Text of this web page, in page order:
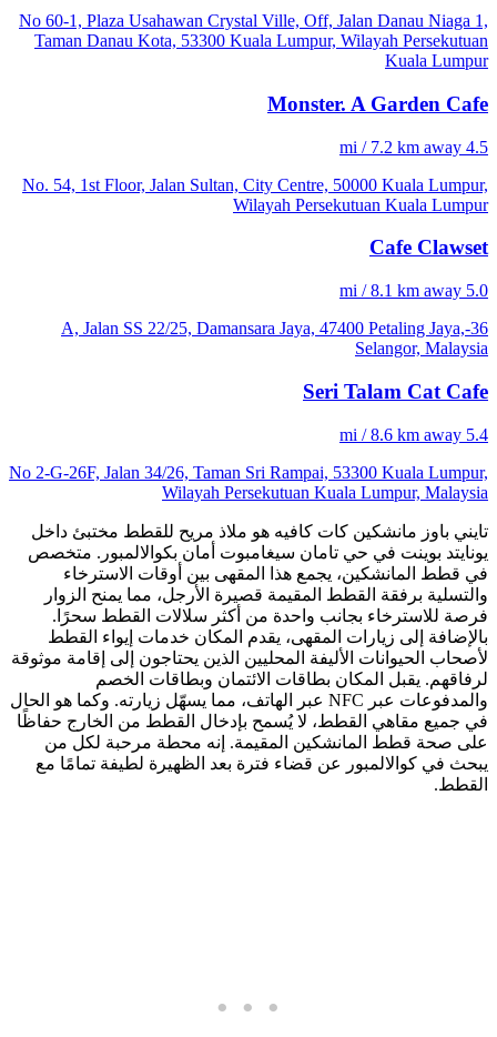
No 60-1, Plaza Usahawan Crystal Ville, Off, Jalan Danau Niaga 1,
Taman Danau Kota, 53300 Kuala Lumpur, Wilayah Persekutuan
Kuala Lumpur
Monster. A Garden Cafe
4.5 mi / 7.2 km away
No. 54, 1st Floor, Jalan Sultan, City Centre, 50000 Kuala Lumpur,
Wilayah Persekutuan Kuala Lumpur
Cafe Clawset
5.0 mi / 8.1 km away
36-A, Jalan SS 22/25, Damansara Jaya, 47400 Petaling Jaya,
Selangor, Malaysia
Seri Talam Cat Cafe
5.4 mi / 8.6 km away
No 2-G-26F, Jalan 34/26, Taman Sri Rampai, 53300 Kuala Lumpur,
Wilayah Persekutuan Kuala Lumpur, Malaysia
تايني باوز مانشكين كات كافيه هو ملاذ مريح للقطط مختبئ داخل
يونايتد بوينت في حي تامان سيغامبوت أمان بكوالالمبور. متخصص
في قطط المانشكين، يجمع هذا المقهى بين أوقات الاسترخاء
والتسلية برفقة القطط المقيمة قصيرة الأرجل، مما يمنح الزوار
فرصة للاسترخاء بجانب واحدة من أكثر سلالات القطط سحرًا.
بالإضافة إلى زيارات المقهى، يقدم المكان خدمات إيواء القطط
لأصحاب الحيوانات الأليفة المحليين الذين يحتاجون إلى إقامة موثوقة
لرفاقهم. يقبل المكان بطاقات الائتمان وبطاقات الخصم
والمدفوعات عبر NFC عبر الهاتف، مما يسهّل زيارته. وكما هو الحال
في جميع مقاهي القطط، لا يُسمح بإدخال القطط من الخارج حفاظًا
على صحة قطط المانشكين المقيمة. إنه محطة مرحبة لكل من
يبحث في كوالالمبور عن قضاء فترة بعد الظهيرة لطيفة تمامًا مع
القطط.